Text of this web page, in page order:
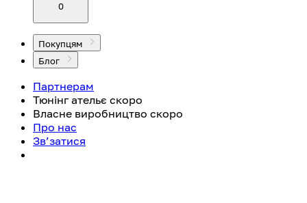
0
Покупцям
Блог
Партнерам
Тюнінг ательє скоро
Власне виробництво скоро
Про нас
Зв’затися